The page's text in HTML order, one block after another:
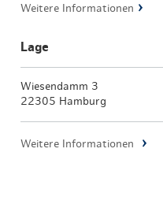
Weitere Informationen
Lage
Wiesendamm 3
22305 Hamburg
Weitere Informationen